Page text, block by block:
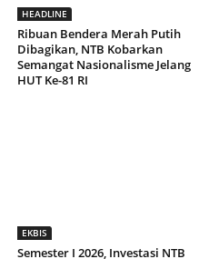
HEADLINE
Ribuan Bendera Merah Putih
Dibagikan, NTB Kobarkan
Semangat Nasionalisme Jelang
HUT Ke-81 RI
EKBIS
Semester I 2026, Investasi NTB